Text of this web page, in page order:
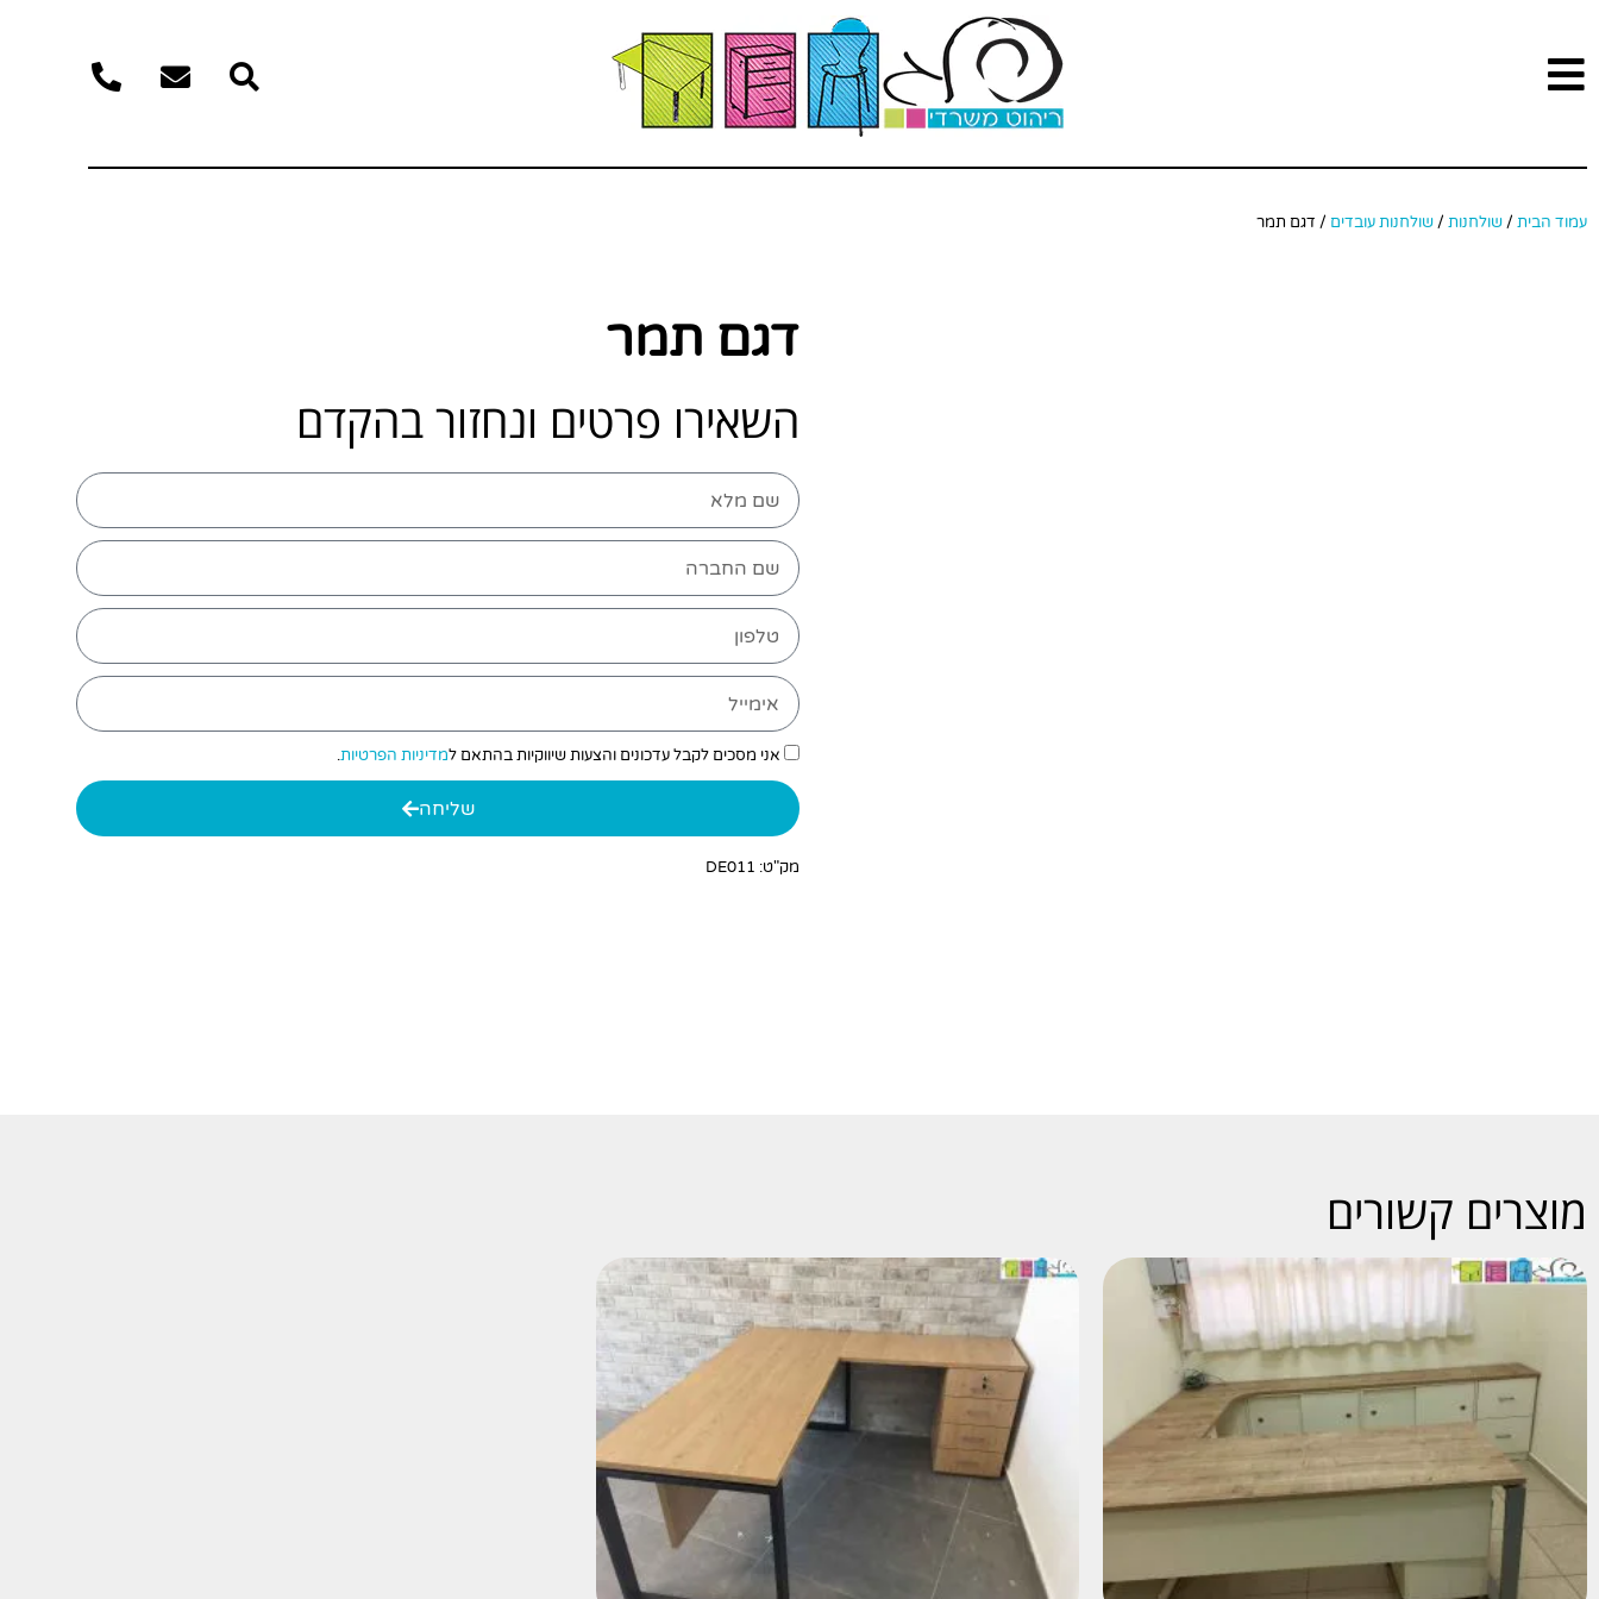
עמוד הבית /שולחנות /שולחנות עובדים / דגם תמר
דגם תמר
השאירו פרטים ונחזור בהקדם
אני מסכים לקבל עדכונים והצעות שיווקיות בהתאם למדיניות הפרטיות.
שליחה
מק"ט: DE011
מוצרים קשורים